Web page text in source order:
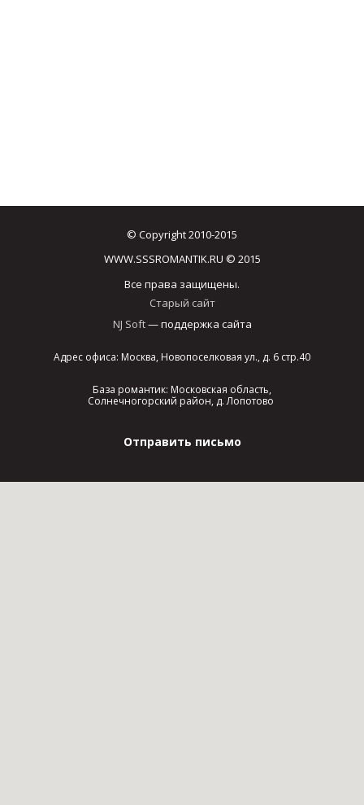
© Copyright 2010-2015
WWW.SSSROMANTIK.RU © 2015
Все права защищены.
Старый сайт
NJ Soft— поддержка сайта
Адрес офиса: Москва, Новопоселковая ул., д. 6 стр.40
База романтик: Московская область,
Солнечногорский район, д. Лопотово
Отправить письмо